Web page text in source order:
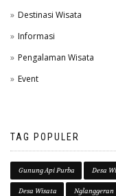
Destinasi Wisata
Informasi
Pengalaman Wisata
Event
TAG POPULER
Gunung Api Purba Desa
Desa Wisata Nglanggeran